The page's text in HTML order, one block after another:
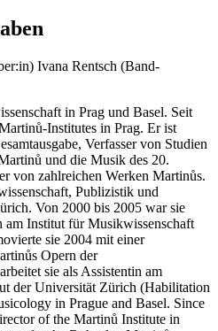
Ivana Rentsch (Band-
in Prag und Basel. Seit
Institutes in Prag. Er ist
Verfasser von Studien
und die Musik des 20.
von zahlreichen Werken Martinůs.
Publizistik und
Von 2000 bis 2005 war sie
am Institut für Musikwissenschaft
sie 2004 mit einer
Opern der
sie als Assistentin am
der Universität Zürich (Habilitation
in Prague and Basel. Since
of the Martinů Institute in